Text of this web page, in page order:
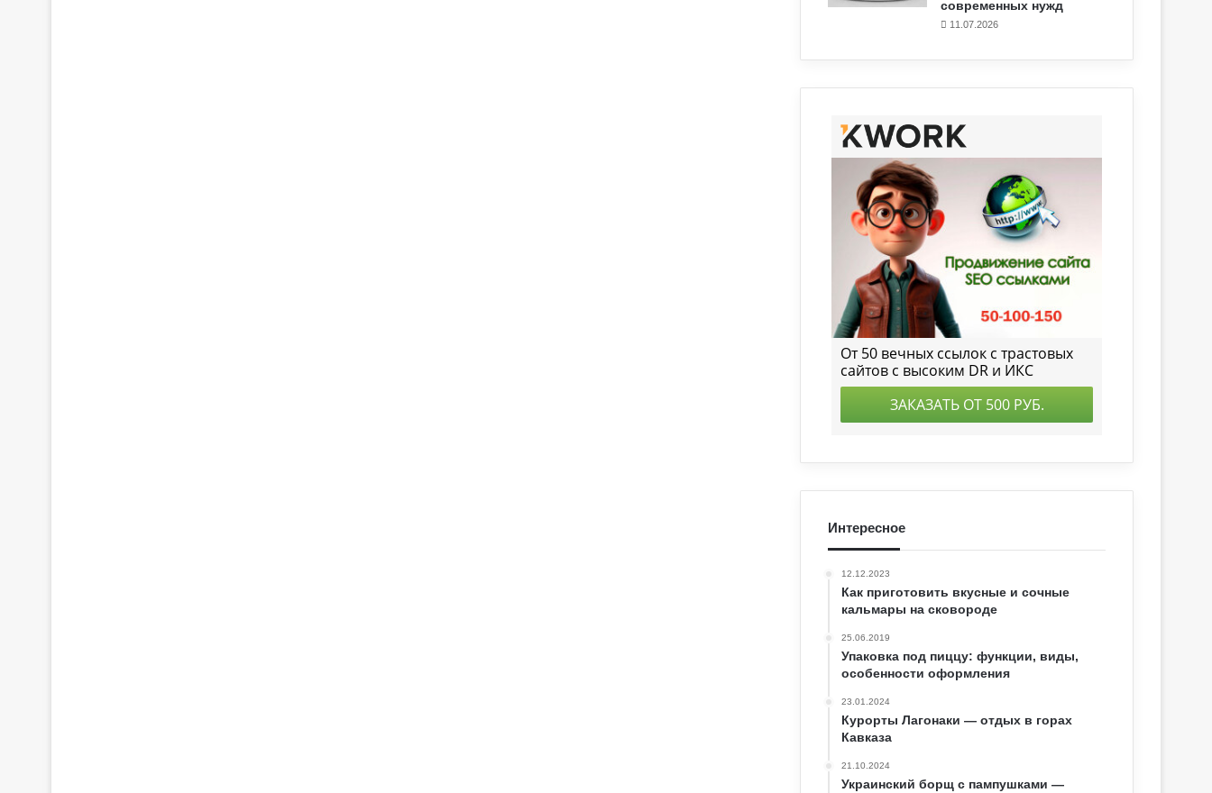
современных нужд
11.07.2026
Интересное
12.12.2023
Как приготовить вкусные и сочные
кальмары на сковороде
25.06.2019
Упаковка под пиццу: функции, виды,
особенности оформления
23.01.2024
Курорты Лагонаки — отдых в горах
Кавказа
21.10.2024
Украинский борщ с пампушками —